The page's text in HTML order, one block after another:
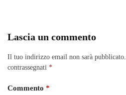
Lascia un commento
Il tuo indirizzo email non sarà pubblicato.
contrassegnati *
Commento *